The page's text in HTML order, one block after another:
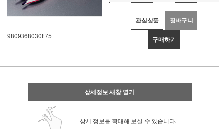
9809368030875
관심상품 장바구니
구매하기
상세정보 새창 열기
상세 정보를 확대해 보실 수 있습니다.